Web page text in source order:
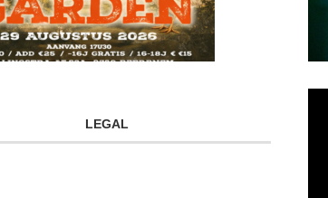
LEGAL